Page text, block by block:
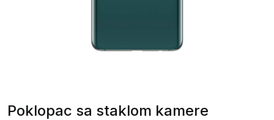
Poklopac sa staklom kamere